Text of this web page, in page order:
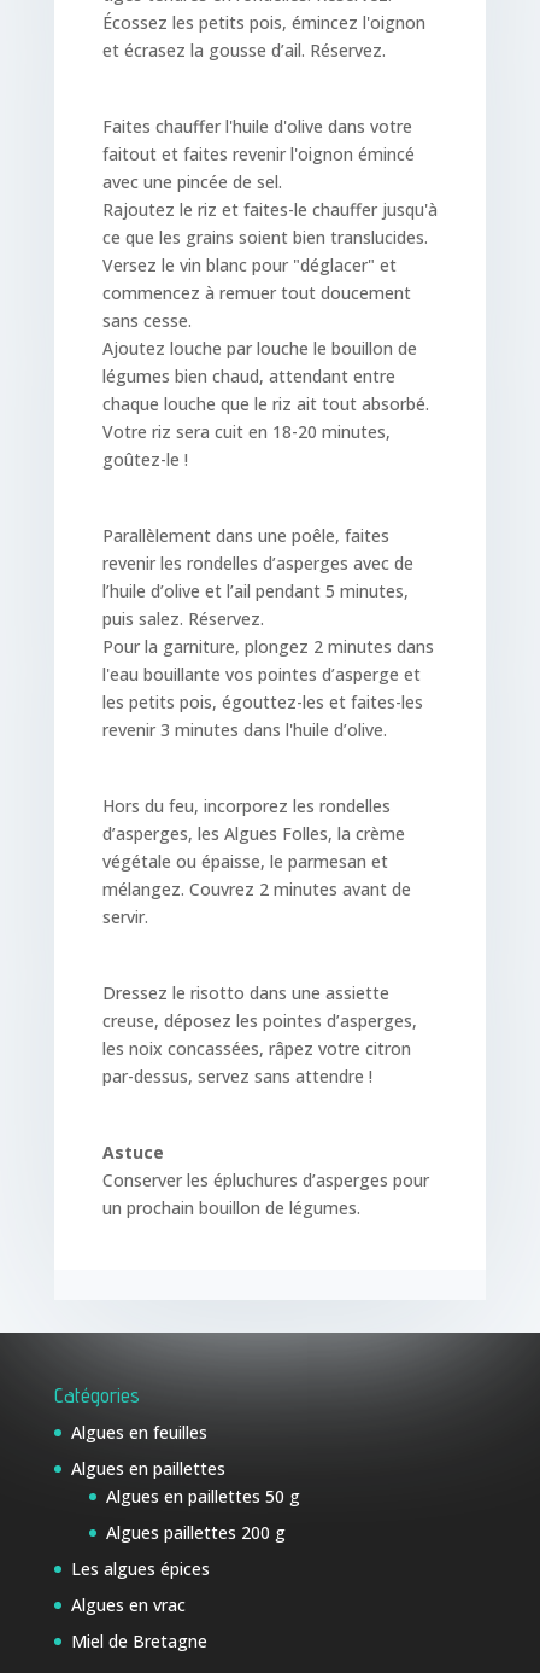
Écossez les petits pois, émincez l'oignon
et écrasez la gousse d’ail. Réservez.
Faites chauffer l'huile d'olive dans votre
faitout et faites revenir l'oignon émincé
avec une pincée de sel.
Rajoutez le riz et faites-le chauffer jusqu'à
ce que les grains soient bien translucides.
Versez le vin blanc pour "déglacer" et
commencez à remuer tout doucement
sans cesse.
Ajoutez louche par louche le bouillon de
légumes bien chaud, attendant entre
chaque louche que le riz ait tout absorbé.
Votre riz sera cuit en 18-20 minutes,
goûtez-le !
Parallèlement dans une poêle, faites
revenir les rondelles d’asperges avec de
l’huile d’olive et l’ail pendant 5 minutes,
puis salez. Réservez.
Pour la garniture, plongez 2 minutes dans
l'eau bouillante vos pointes d’asperge et
les petits pois, égouttez-les et faites-les
revenir 3 minutes dans l'huile d’olive.
Hors du feu, incorporez les rondelles
d’asperges, les Algues Folles, la crème
végétale ou épaisse, le parmesan et
mélangez. Couvrez 2 minutes avant de
servir.
Dressez le risotto dans une assiette
creuse, déposez les pointes d’asperges,
les noix concassées, râpez votre citron
par-dessus, servez sans attendre !
Astuce
Conserver les épluchures d’asperges pour
un prochain bouillon de légumes.
Catégories
Algues en feuilles
Algues en paillettes
Algues en paillettes 50 g
Algues paillettes 200 g
Les algues épices
Algues en vrac
Miel de Bretagne